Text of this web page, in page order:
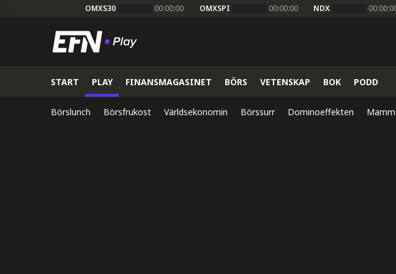
OMXS30 00:00:00 OMXSPI 00:00:00 NDX
START PLAY FINANSMAGASINET BÖRS VETENSKAP BOK PODD
Börslunch Börsfrukost Världsekonomin Börssurr Dominoeffekten